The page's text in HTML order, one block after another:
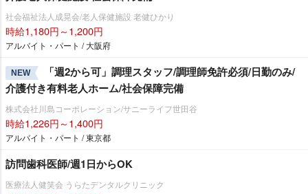
社会福祉法人成晃会/老人保健施設 老健ひかり
時給1,180円～1,200円
アルバイト・パート / 大阪府
NEW
「週2から可」調理スタッフ/調理師免許必須/日勤のみ/
介護付き有料老人ホーム/社会保障完備
株式会社川島コーポレーション/サニーライフ世田谷
時給1,226円～1,400円
アルバイト・パート / 東京都
訪問歯科医師/週1日からOK
医療法人健笑会 うらたデンタルクリニック